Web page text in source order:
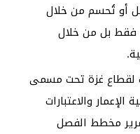
أو تُحسم من خلال
فقط بل من خلال
لقطاع غزة تحت مسمى
الإعمار والاعتبارات
مخطط الفصل